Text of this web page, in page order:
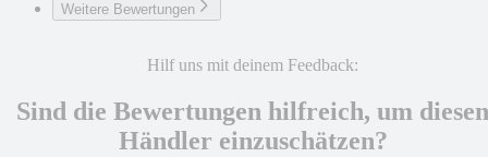
Weitere Bewertungen
Hilf uns mit deinem Feedback:
Sind die Bewertungen hilfreich, um diesen
Händler einzuschätzen?